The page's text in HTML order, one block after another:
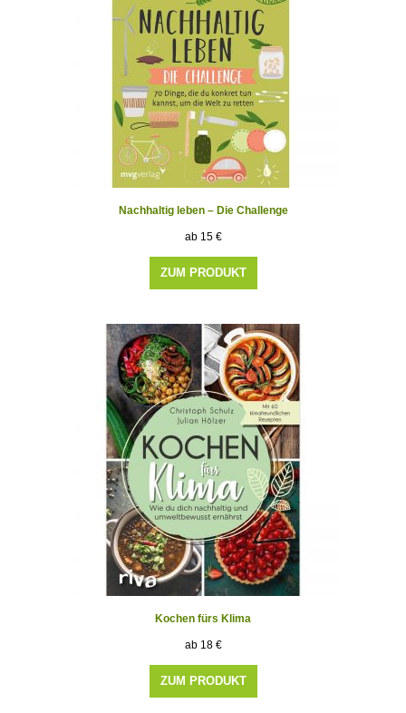
Nachhaltig leben – Die Challenge
15 €
ZUM PRODUKT
Kochen fürs Klima
18 €
ZUM PRODUKT